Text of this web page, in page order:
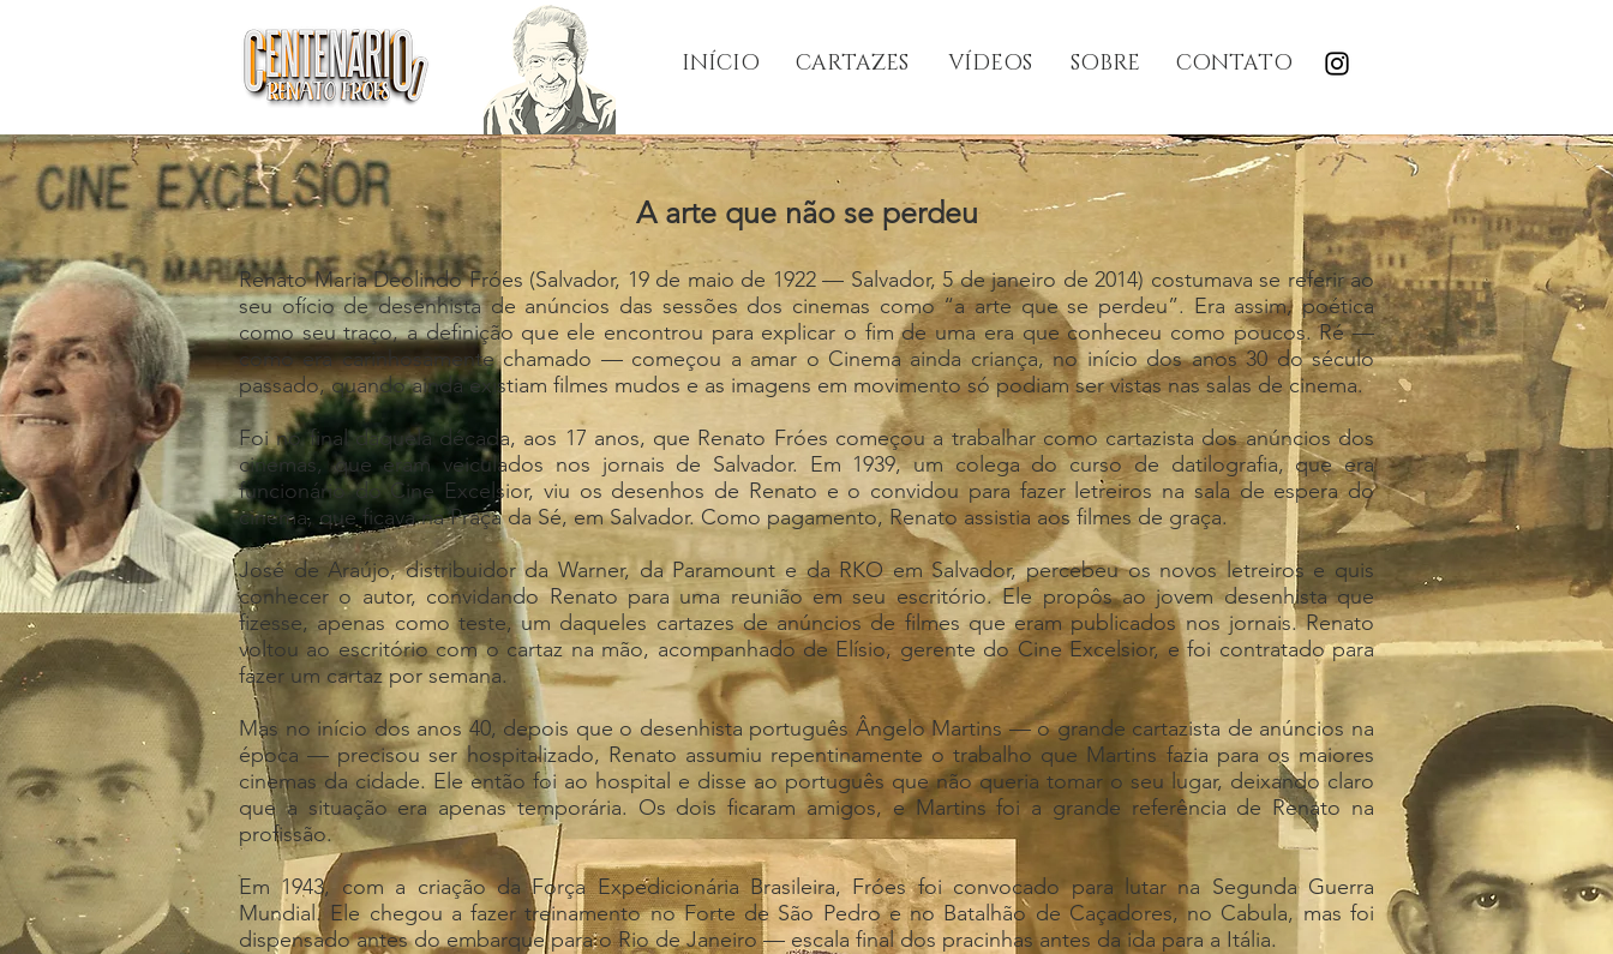
INÍCIO CARTAZES VÍDEOS SOBRE CONTATO
A arte que não se perdeu
Renato Maria Deolindo Fróes (Salvador, 19 de maio de 1922 — Salvador, 5 de janeiro de 2014) costumava se referir ao
seu ofício de desenhista de anúncios das sessões dos cinemas como “a arte que se perdeu”. Era assim, poética
como seu traço, a definição que ele encontrou para explicar o fim de uma era que conheceu como poucos. Ré —
como era carinhosamente chamado — começou a amar o Cinema ainda criança, no início dos anos 30 do século
passado, quando ainda existiam filmes mudos e as imagens em movimento só podiam ser vistas nas salas de cinema.
Foi no final daquela década, aos 17 anos, que Renato Fróes começou a trabalhar como cartazista dos anúncios dos
cinemas, que eram veiculados nos jornais de Salvador. Em 1939, um colega do curso de datilografia, que era
funcionário do Cine Excelsior, viu os desenhos de Renato e o convidou para fazer letreiros na sala de espera do
cinema, que ficava na Praça da Sé, em Salvador. Como pagamento, Renato assistia aos filmes de graça.
José de Araújo, distribuidor da Warner, da Paramount e da RKO em Salvador, percebeu os novos letreiros e quis
conhecer o autor, convidando Renato para uma reunião em seu escritório. Ele propôs ao jovem desenhista que
fizesse, apenas como teste, um daqueles cartazes de anúncios de filmes que eram publicados nos jornais. Renato
voltou ao escritório com o cartaz na mão, acompanhado de Elísio, gerente do Cine Excelsior, e foi contratado para
fazer um cartaz por semana.
Mas no início dos anos 40, depois que o desenhista português Ângelo Martins — o grande cartazista de anúncios na
época — precisou ser hospitalizado, Renato assumiu repentinamente o trabalho que Martins fazia para os maiores
cinemas da cidade. Ele então foi ao hospital e disse ao português que não queria tomar o seu lugar, deixando claro
que a situação era apenas temporária. Os dois ficaram amigos, e Martins foi a grande referência de Renato na
profissão.
Em 1943, com a criação da Força Expedicionária Brasileira, Fróes foi convocado para lutar na Segunda Guerra
Mundial. Ele chegou a fazer treinamento no Forte de São Pedro e no Batalhão de Caçadores, no Cabula, mas foi
dispensado antes do embarque para o Rio de Janeiro — escala final dos pracinhas antes da ida para a Itália.